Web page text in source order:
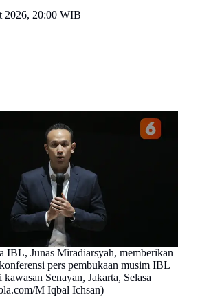
2026, 20:00 WIB
IBL, Junas Miradiarsyah, memberikan
pers pembukaan musim IBL
Senayan, Jakarta, Selasa
M Iqbal Ichsan)